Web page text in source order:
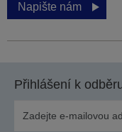
Napište nám
Přihlášení k